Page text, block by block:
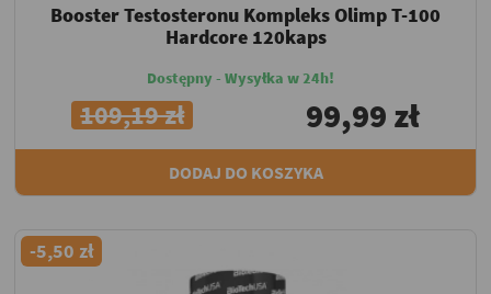
Booster Testosteronu Kompleks Olimp T-100
Hardcore 120kaps
Dostępny - Wysyłka w 24h!
109,19 zł 99,99 zł
DODAJ DO KOSZYKA
-5,50 zł